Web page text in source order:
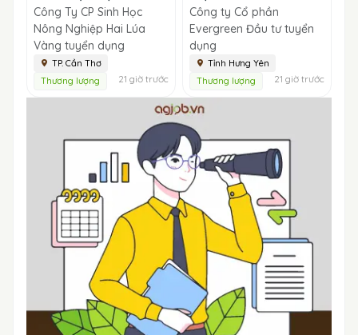
Công Ty CP Sinh Học
Nông Nghiệp Hai Lúa
Vàng tuyển dụng
TP. Cần Thơ
Thương lượng
21 giờ trước
Công ty Cổ phần
Evergreen Đầu tư tuyển
dụng
Tỉnh Hưng Yên
Thương lượng
21 giờ trước